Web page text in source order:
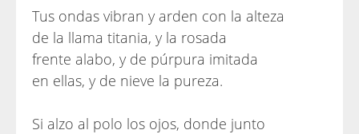
Tus ondas vibran y arden con la alteza
de la llama titania, y la rosada
frente alabo, y de púrpura imitada
en ellas, y de nieve la pureza.
Si alzo al polo los ojos, donde junto